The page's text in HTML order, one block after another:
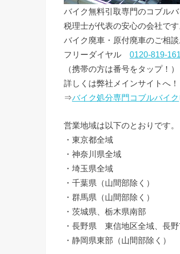
バイク無料引取専門のコブルバ
税理士が代表の安心の会社です
バイク廃車・原付廃車のご相談
フリーダイヤル 0120-819-161
（携帯の方は番号をタップ！）
詳しくは弊社メインサイトへ！
⇒バイク処分専門コブルバイク
営業地域は以下のとおりです。
・東京都全域
・神奈川県全域
・埼玉県全域
・千葉県（山間部除く）
・群馬県（山間部除く）
・茨城県、栃木県南部
・長野県 東信地区全域、長
・静岡県東部（山間部除く）